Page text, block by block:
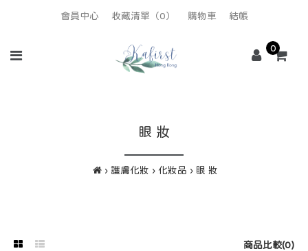
會員中心 收藏清單（0） 購物車 結帳
0
眼 妝
護膚化妝 化妝品 眼 妝
商品比較(0)